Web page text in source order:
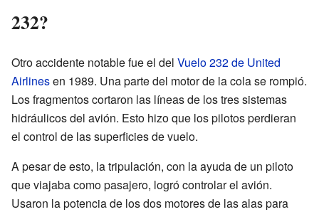
232?
Otro accidente notable fue el del Vuelo 232 de United
Airlinesen 1989. Una parte del motor de la cola se rompió.
Los fragmentos cortaron las líneas de los tres sistemas
hidráulicos del avión. Esto hizo que los pilotos perdieran
el control de las superficies de vuelo.
A pesar de esto, la tripulación, con la ayuda de un piloto
que viajaba como pasajero, logró controlar el avión.
Usaron la potencia de los dos motores de las alas para